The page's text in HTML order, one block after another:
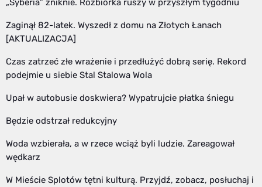
„Syberia” zniknie. Rozbiórka ruszy w przyszłym tygodniu
Zaginął 82-latek. Wyszedł z domu na Złotych Łanach
[AKTUALIZACJA]
Czas zatrzeć złe wrażenie i przedłużyć dobrą serię. Rekord
podejmie u siebie Stal Stalowa Wola
Upał w autobusie doskwiera? Wypatrujcie płatka śniegu
Będzie odstrzał redukcyjny
Woda wzbierała, a w rzece wciąż byli ludzie. Zareagował
wędkarz
W Mieście Splotów tętni kulturą. Przyjdź, zobacz, posłuchaj i